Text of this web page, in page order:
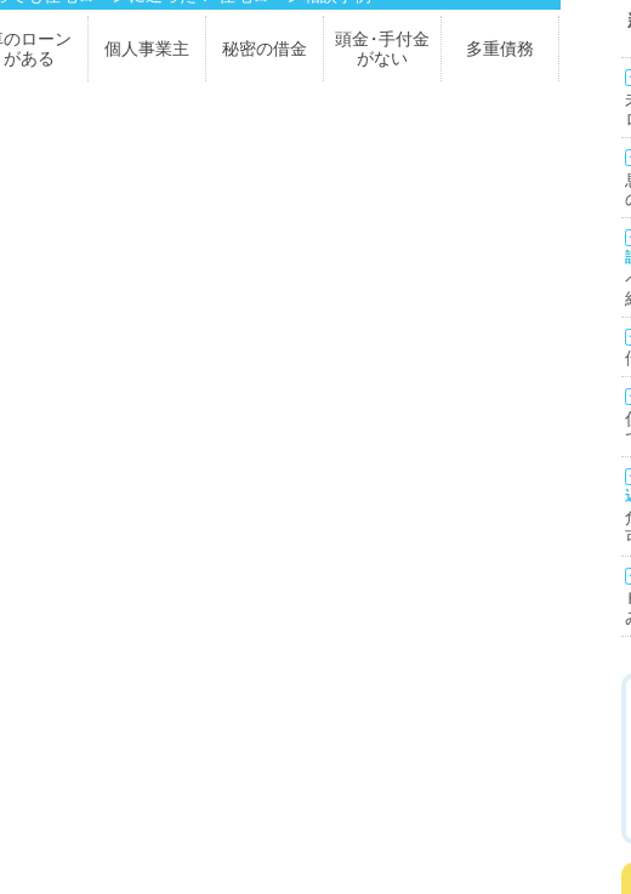
あっても住宅
ローンに通る
査に通る
借
法
借金あ
のローン
がある
個人事業主 秘密の借金 頭金・ 手付金
がない 多重債務